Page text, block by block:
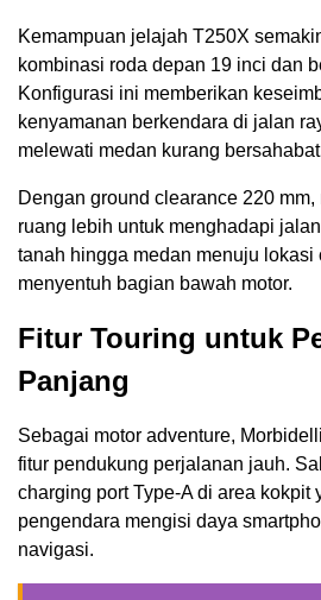
Kemampuan jelajah T250X
kombinasi roda depan 19 inci dan
Konfigurasi ini memberikan
kenyamanan berkendara di jalan
melewati medan kurang
Dengan ground clearance 220
ruang lebih untuk menghadapi
tanah hingga medan menuju lokasi
menyentuh bagian bawah motor.
Fitur Touring untuk
Panjang
Sebagai motor adventure,
fitur pendukung perjalanan jauh.
charging port Type-A di area kokpit
pengendara mengisi daya
navigasi.